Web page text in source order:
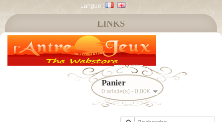
Langue :
Panier
0 article(s) - 0,00€
LINKS